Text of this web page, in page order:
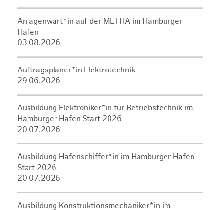
Anlagenwart*in auf der METHA im Hamburger
Hafen
03.08.2026
Auftragsplaner*in Elektrotechnik
29.06.2026
Ausbildung Elektroniker*in für Betriebstechnik im
Hamburger Hafen Start 2026
20.07.2026
Ausbildung Hafenschiffer*in im Hamburger Hafen
Start 2026
20.07.2026
Ausbildung Konstruktionsmechaniker*in im